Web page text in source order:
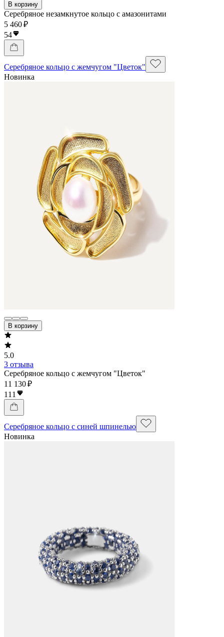
В корзину
Серебряное незамкнутое кольцо с амазонитами
5 460 ₽
54
Серебряное кольцо с жемчугом "Цветок"
Новинка
В корзину
5.0
3 отзыва
Серебряное кольцо с жемчугом "Цветок"
11 130 ₽
111
Серебряное кольцо с синей шпинелью
Новинка